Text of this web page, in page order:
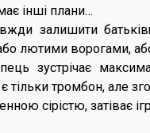
інші плани…
залишити
лютими ворогами,
зустрічає
тромбон, але
сірістю, затіває